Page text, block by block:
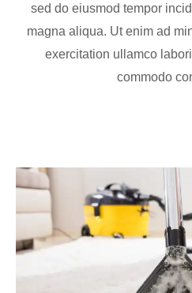
sed do eiusmod tempor
magna aliqua. Ut enim ad
exercitation ullamco
commodo